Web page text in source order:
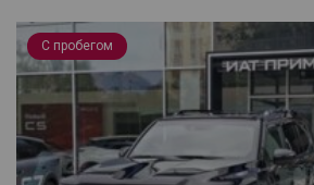
С пробегом
Land Cruiser